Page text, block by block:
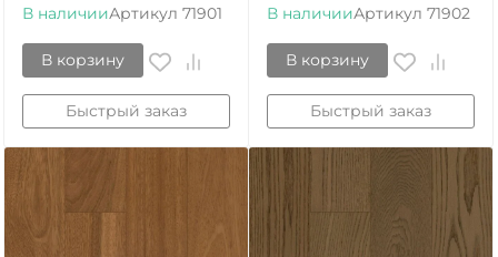
В наличииАртикул 71901
В корзину
Быстрый заказ
В наличииАртикул 71902
В корзину
Быстрый заказ